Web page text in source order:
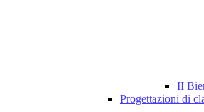
II
Progettazioni di